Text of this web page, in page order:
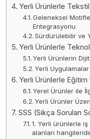
Yerli Ürünlerle
Geleneksel
Entegrasyonu
Sürdürülebilir ve
Yerli Ürünlerle
Yerli Ürünlerin
Yerli
Yerli Ürünlerle Eğitim
Yerel Ürünler ile
Yerli Ürünler
SSS (Sıkça Sorulan
1. Yerli ürünlerle
alanları